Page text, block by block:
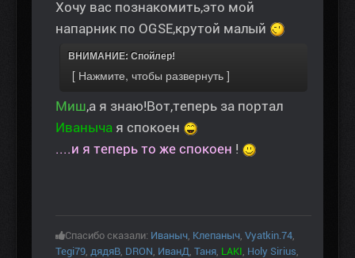
Хочу вас познакомить,это мой
напарник по OGSE,крутой малый
ВНИМАНИЕ: Спойлер!
Миш,а я знаю!Вот,теперь за портал
Иваныча я спокоен
....и я теперь то же спокоен !
Спасибо сказали: Иваныч Клепаныч Vyatkin.74
Tegi79 дядяВ DRON ИванД Таня LAKI Holy Sirius